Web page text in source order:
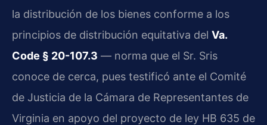
la distribución de los bienes conforme a los
principios de distribución equitativa del Va.
Code § 20-107.3 — norma que el Sr. Sris
conoce de cerca, pues testificó ante el Comité
de Justicia de la Cámara de Representantes de
Virginia en apoyo del proyecto de ley HB 635 de